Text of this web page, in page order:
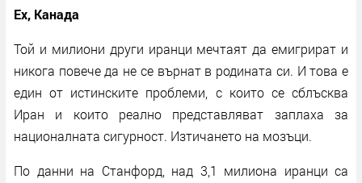
Ех, Канада
Той и милиони други иранци мечтаят да емигрират и
никога повече да не се върнат в родината си. И това е
един от истинските проблеми, с които се сблъсква
Иран и които реално представляват заплаха за
националната сигурност. Изтичането на мозъци.
По данни на Станфорд, над 3,1 милиона иранци са